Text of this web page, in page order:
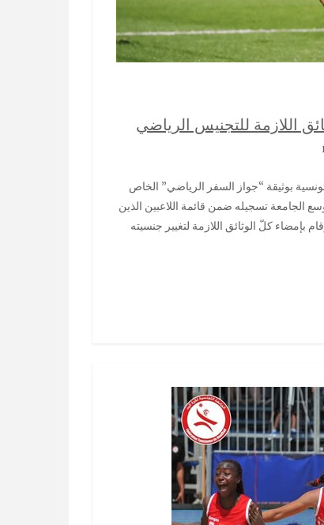
اللازمة للتجنيس الرياضي
الجامعة تسجيله ضمن قائمة اللاعبين الذين
كلّ الوثائق اللازمة لتغيير جنسيته